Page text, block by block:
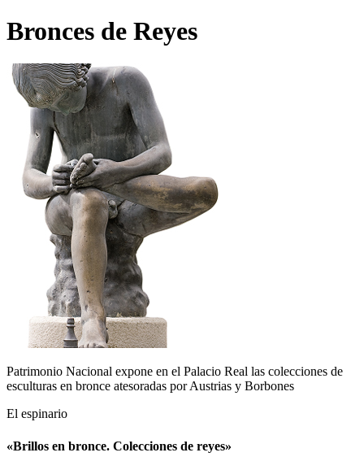
Bronces de Reyes
Patrimonio Nacional expone en el Palacio Real las colecciones de
esculturas en bronce atesoradas por Austrias y Borbones
El espinario
«Brillos en bronce. Colecciones de reyes»